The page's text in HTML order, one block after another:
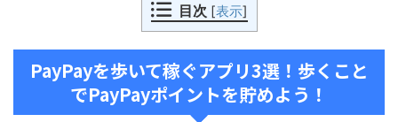
目次 [表示]
PayPayを歩いて稼ぐアプリ3選！歩くこと
でPayPayポイントを貯めよう！